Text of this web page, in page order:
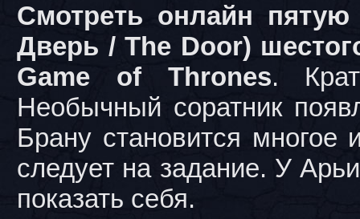
Смотреть онлайн
Дверь / The Door)
Game of Thrones.
Необычный соратник
Брану становится многое
следует на задание. У
показать себя.